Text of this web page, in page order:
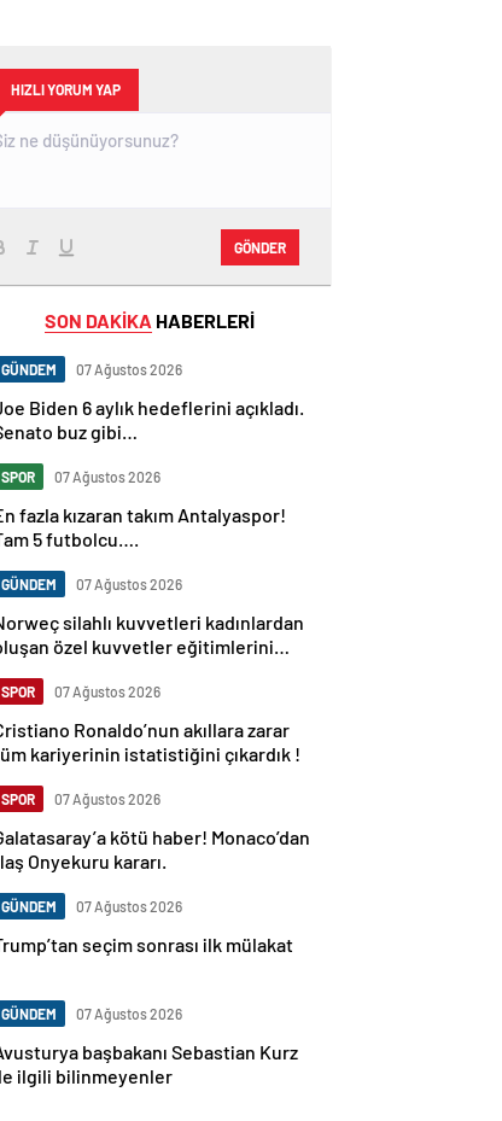
HIZLI YORUM YAP
GÖNDER
SON DAKİKA HABERLERİ
GÜNDEM 07 Ağustos 2026
Biden 6 aylık hedeflerini açıkladı.
buz gibi…
SPOR 07 Ağustos 2026
fazla kızaran takım Antalyaspor!
5 futbolcu….
GÜNDEM 07 Ağustos 2026
silahlı kuvvetleri kadınlardan
özel kuvvetler eğitimlerini
SPOR 07 Ağustos 2026
Ronaldo’nun akıllara zarar
kariyerinin istatistiğini çıkardık !
SPOR 07 Ağustos 2026
kötü haber! Monaco’dan
Onyekuru kararı.
GÜNDEM 07 Ağustos 2026
seçim sonrası ilk mülakat
GÜNDEM 07 Ağustos 2026
başbakanı Sebastian Kurz
ilgili bilinmeyenler